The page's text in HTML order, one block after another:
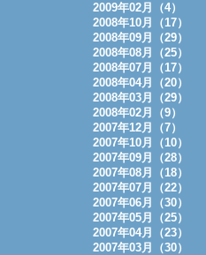
2009年02月（4）
2008年10月（17）
2008年09月（29）
2008年08月（25）
2008年07月（17）
2008年04月（20）
2008年03月（29）
2008年02月（9）
2007年12月（7）
2007年10月（10）
2007年09月（28）
2007年08月（18）
2007年07月（22）
2007年06月（30）
2007年05月（25）
2007年04月（23）
2007年03月（30）